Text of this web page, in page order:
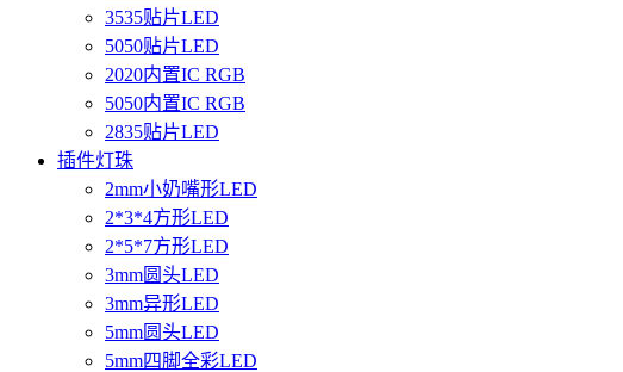
3535贴片LED
5050贴片LED
2020内置IC RGB
5050内置IC RGB
2835贴片LED
插件灯珠
2mm小奶嘴形LED
2*3*4方形LED
2*5*7方形LED
3mm圆头LED
3mm异形LED
5mm圆头LED
5mm四脚全彩LED